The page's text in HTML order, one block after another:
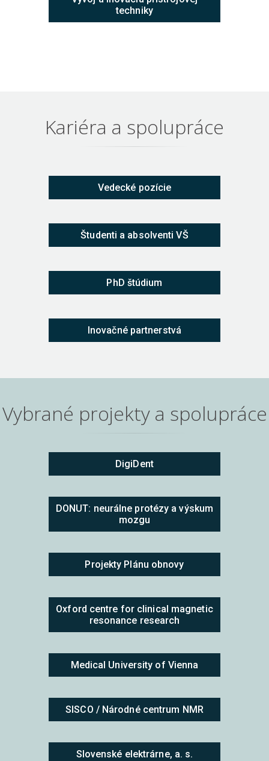
techniky
Kariéra a spolupráce
Vedecké pozície
Študenti a absolventi VŠ
PhD štúdium
Inovačné partnerstvá
Vybrané projekty a spolupráce
DigiDent
DONUT: neurálne protézy a výskum
mozgu
Projekty Plánu obnovy
Oxford centre for clinical magnetic
resonance research
Medical University of Vienna
SISCO / Národné centrum NMR
Slovenské elektrárne, a. s.